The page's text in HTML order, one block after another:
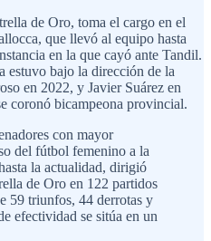
de Oro, toma el cargo en el
que llevó al equipo hasta
en la que cayó ante Tandil.
estuvo bajo la dirección de la
en 2022, y Javier Suárez en
coronó bicampeona provincial.
con mayor
del fútbol femenino a la
la actualidad, dirigió
de Oro en 122 partidos
59 triunfos, 44 derrotas y
efectividad se sitúa en un